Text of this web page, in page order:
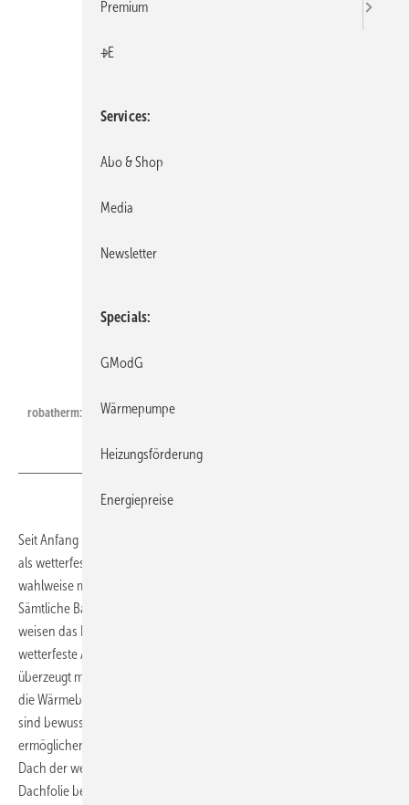
robatherm: TrueCompact.
Seit Anfang 2017 bietet robatherm die Baureihe TrueCompact auch
als wetterfeste Ausführung an. Das Kompaktlüftungsgerät gibt es
wahlweise mit Rotations- oder Gegenstrom-Wärmeübertrager.
Sämtliche Baugrößen entsprechen bereits der ErP-Stufe 2018 und
weisen das Energieeffizienzlabel A+ nach Eurovent auf. Auch die
wetterfeste Ausführung kann anschlussfertig geliefert werden und
überzeugt mit herausragenden Gehäusekennwerten, beispielsweise
die Wärmebrückenklasse TB1. Dies gilt auch für die Revisionstüren. Sie
sind bewusst in der Höhe geteilt, um eine optimale Dichtheit zu
ermöglichen und das Vermischen der Luftströme zu verhindern. Das
Dach der wetterfesten Ausführung ist mit einer UV-resistenten
Dachfolie bezogen. Ein Dachüberstand inklusive Tropfnase
Premium
+E
Services
Abo & Shop
Media
Newsletter
Specials
GModG
Wärmepumpe
Heizungsförderung
Energiepreise